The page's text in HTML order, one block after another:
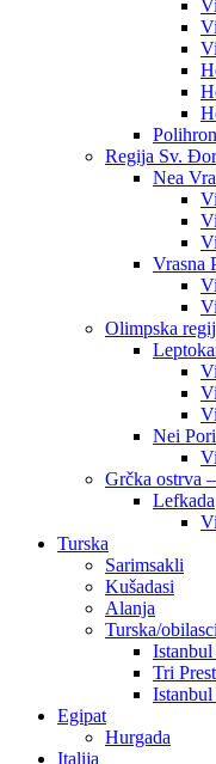
Regija Sv.
Nea
Vrasna
Olimpska
Nei Pori
Grčka ostrva
Lefkada
Turska
Sarimsakli
Kušadasi
Alanja
Turska/obilasci
Tri
Istanbul
Egipat
Hurgada
Italija